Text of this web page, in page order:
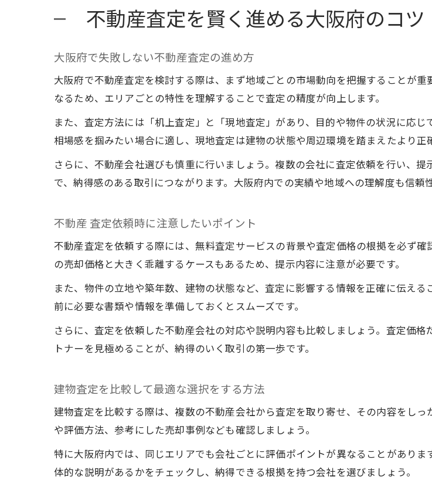
建物価値を正確に掴む査定依頼
不動産 査定の基本的な依
不動産 査定で失敗しない
大阪府で信頼される不動産査
安心できる不動産 査定の
不動産買取業者 ランキン
無料サービスの背景に潜む査
無料査定サービスを利用
不動産買取査定と無料査
複数の不動産 査定を活用
不動産一括査定のメリッ
家の価格 査定の比較で納
不動産査定を賢く進める大阪府のコツ
大阪府で失敗しない不動産査定の進め方
大阪府で不動産査定を検討する際は、まず地域ごとの市場動向を把握することが
なるため、エリアごとの特性を理解することで査定の精度が向上します。
また、査定方法には「机上査定」と「現地査定」があり、目的や物件の状況に応
相場感を掴みたい場合に適し、現地査定は建物の状態や周辺環境を踏まえたより正
さらに、不動産会社選びも慎重に行いましょう。複数の会社に査定依頼を行い、
で、納得感のある取引につながります。大阪府内での実績や地域への理解度も信頼
不動産 査定依頼時に注意したいポイント
不動産査定を依頼する際には、無料査定サービスの背景や査定価格の根拠を必ず
の売却価格と大きく乖離するケースもあるため、提示内容に注意が必要です。
また、物件の立地や築年数、建物の状態など、査定に影響する情報を正確に伝え
前に必要な書類や情報を準備しておくとスムーズです。
さらに、査定を依頼した不動産会社の対応や説明内容も比較しましょう。査定価
トナーを見極めることが、納得のいく取引の第一歩です。
建物査定を比較して最適な選択をする方法
建物査定を比較する際は、複数の不動産会社から査定を取り寄せ、その内容をし
や評価方法、参考にした売却事例なども確認しましょう。
特に大阪府内では、同じエリアでも会社ごとに評価ポイントが異なることがあり
体的な説明があるかをチェックし、納得できる根拠を持つ会社を選びましょう。